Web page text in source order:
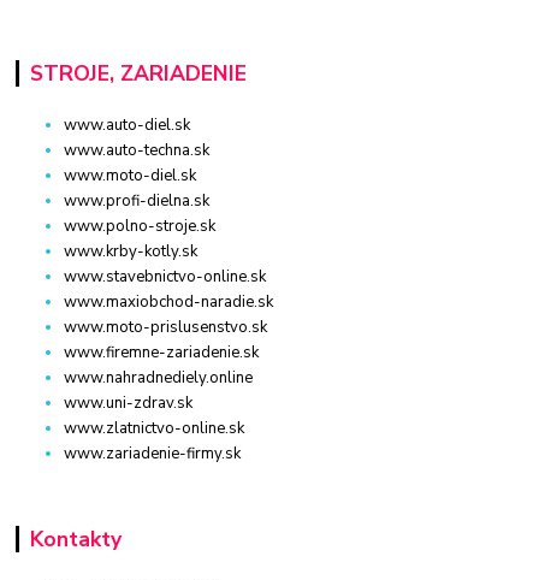
STROJE, ZARIADENIE
www.auto-diel.sk
www.auto-techna.sk
www.moto-diel.sk
www.profi-dielna.sk
www.polno-stroje.sk
www.krby-kotly.sk
www.stavebnictvo-online.sk
www.maxiobchod-naradie.sk
www.moto-prislusenstvo.sk
www.firemne-zariadenie.sk
www.nahradnediely.online
www.uni-zdrav.sk
www.zlatnictvo-online.sk
www.zariadenie-firmy.sk
Kontakty